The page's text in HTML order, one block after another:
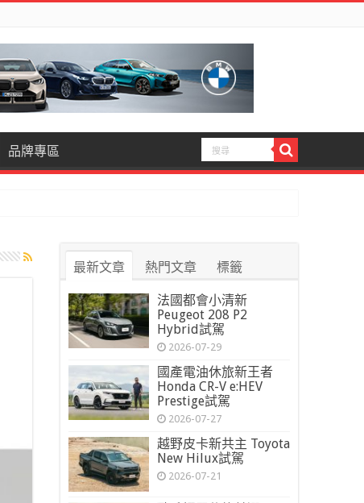
品牌專區
最新文章 熱門文章 標籤
法國都會小清新
Peugeot 208 P2
Hybrid試駕
2026-07-29
國產電油休旅新王者
Honda CR-V e:HEV
Prestige試駕
2026-07-27
越野皮卡新共主 Toyota
New Hilux試駕
2026-07-21